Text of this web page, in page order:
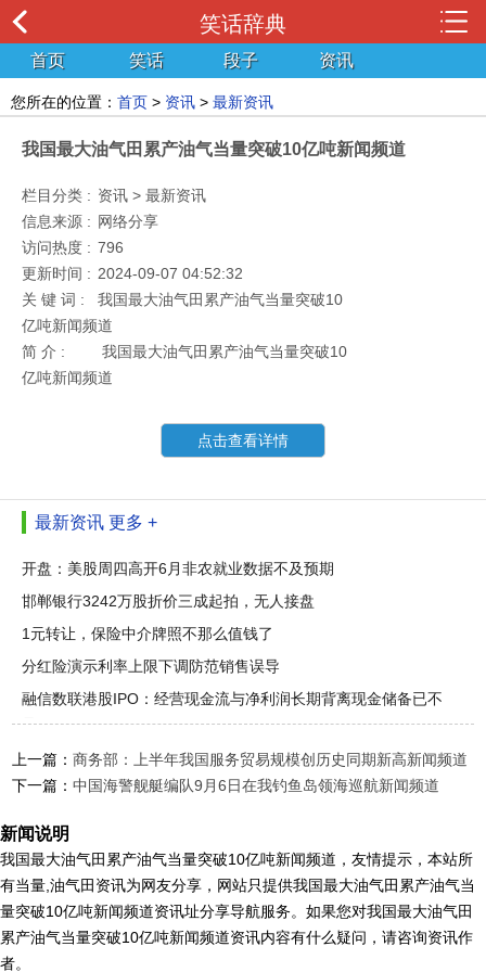
笑话辞典
首页 笑话 段子 资讯
您所在的位置： 首页 > 资讯 > 最新资讯
我国最大油气田累产油气当量突破10亿吨新闻频道
栏目分类 : 资讯 > 最新资讯
信息来源 : 网络分享
访问热度 : 796
更新时间 : 2024-09-07 04:52:32
关 键 词 :
我国最大油气田累产油气当量突破10
亿吨新闻频道
简 介 :
我国最大油气田累产油气当量突破10
亿吨新闻频道
点击查看详情
最新资讯 更多 +
开盘：美股周四高开6月非农就业数据不及预期
邯郸银行3242万股折价三成起拍，无人接盘
1元转让，保险中介牌照不那么值钱了
分红险演示利率上限下调防范销售误导
融信数联港股IPO：经营现金流与净利润长期背离现金储备已不
足三百
上一篇：商务部：上半年我国服务贸易规模创历史同期新高新闻频道
下一篇：中国海警舰艇编队9月6日在我钓鱼岛领海巡航新闻频道
新闻说明
我国最大油气田累产油气当量突破10亿吨新闻频道，友情提示，本站所
有当量,油气田资讯为网友分享，网站只提供我国最大油气田累产油气当
量突破10亿吨新闻频道资讯址分享导航服务。如果您对我国最大油气田
累产油气当量突破10亿吨新闻频道资讯内容有什么疑问，请咨询资讯作
者。